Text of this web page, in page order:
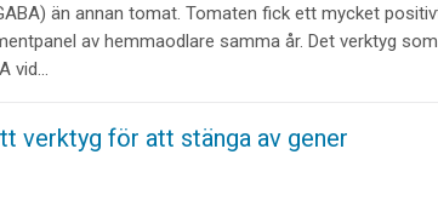
än annan tomat. Tomaten fick ett mycket
av hemmaodlare samma år. Det verktyg
vid…
verktyg för att stänga av gener